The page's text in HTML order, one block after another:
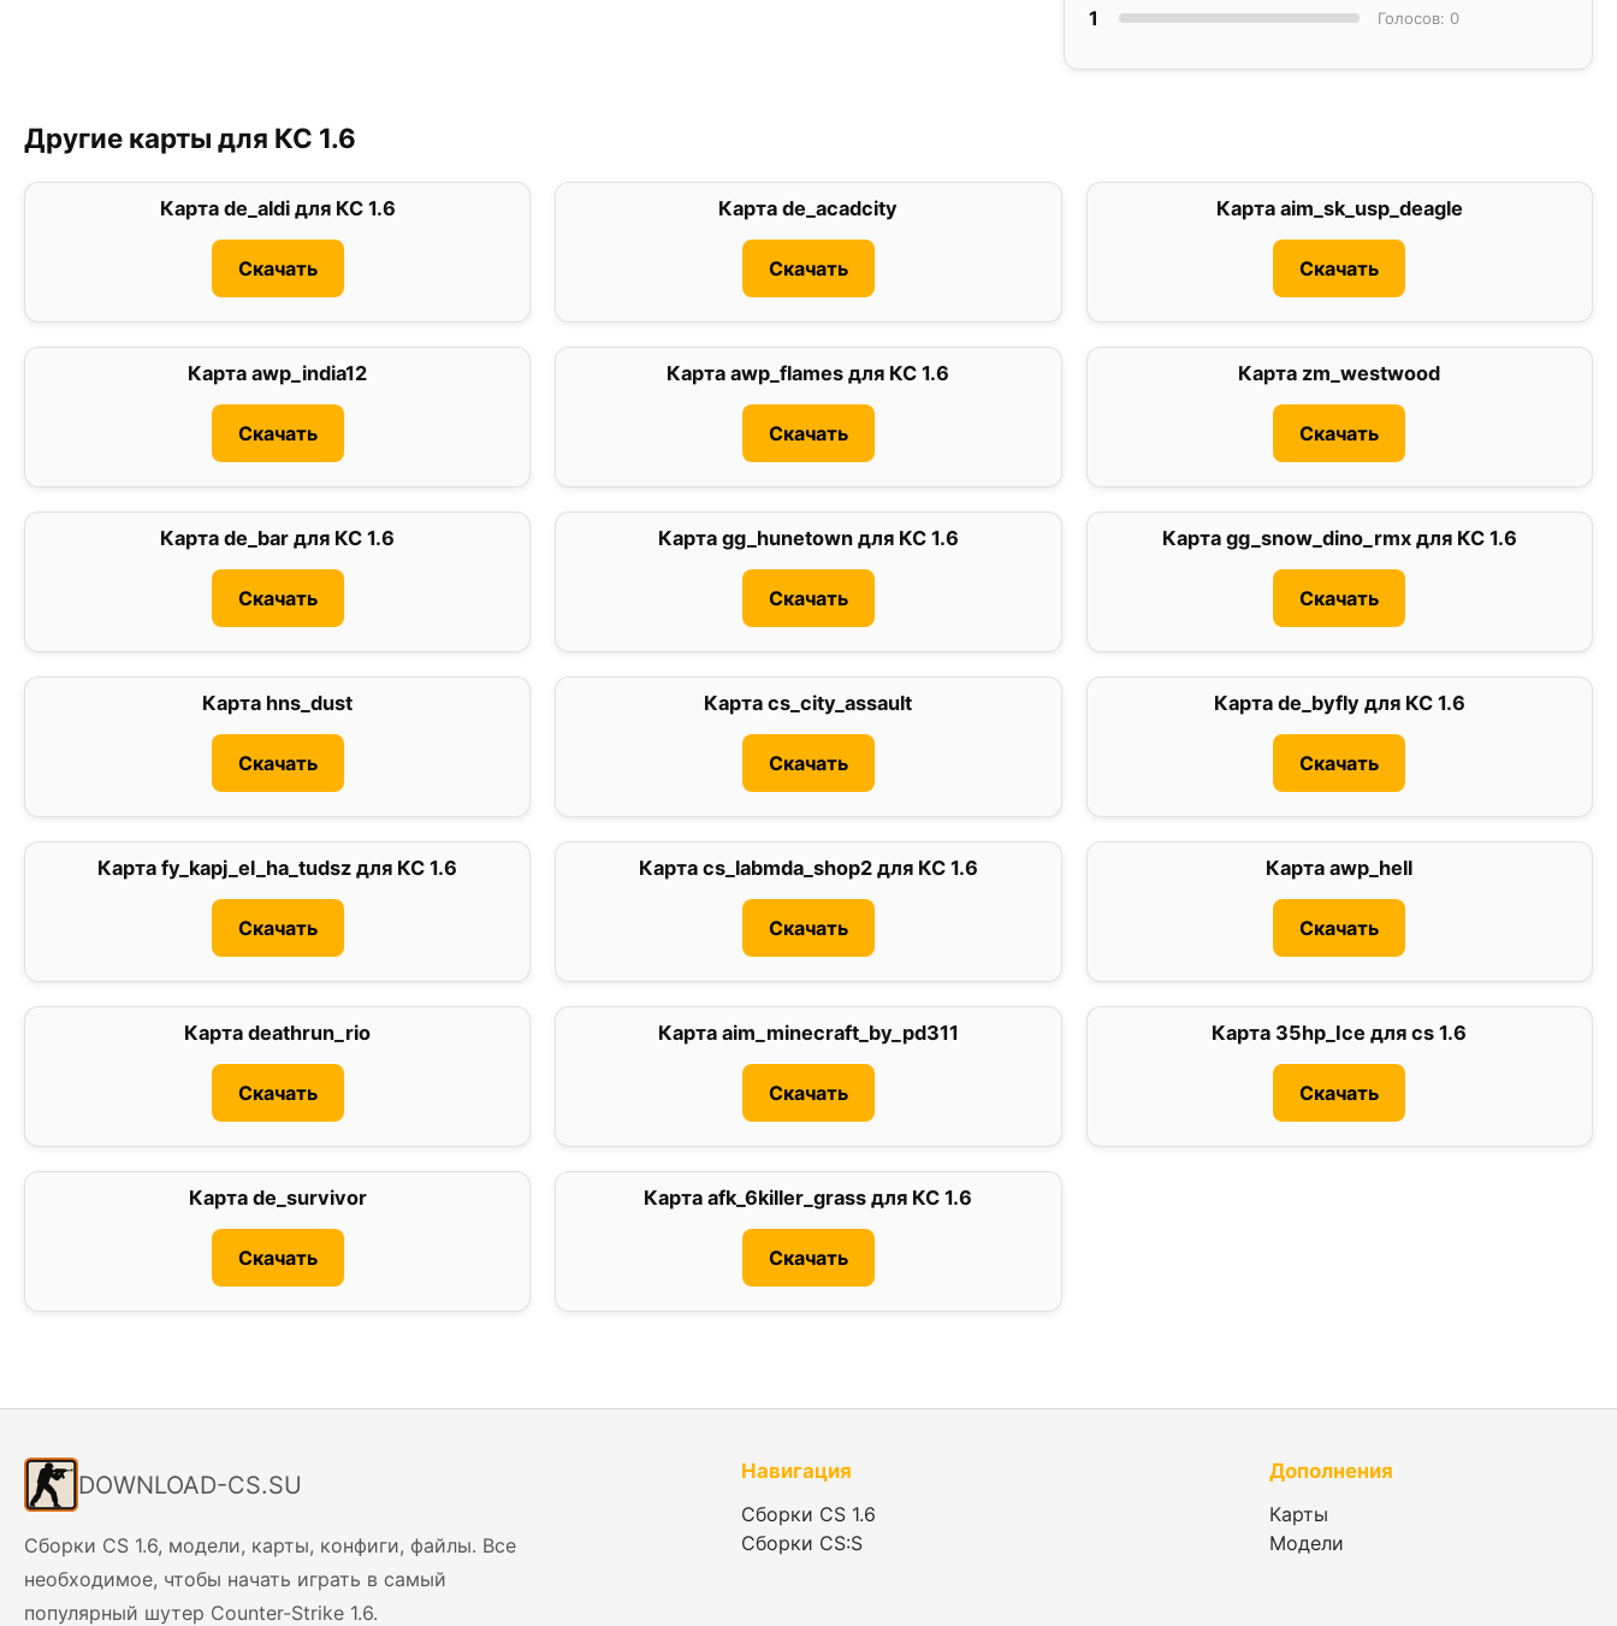
1 Голосов: 0
Другие карты для КС 1.6
Карта de_aldi для КС 1.6
Скачать
Карта de_acadcity
Скачать
Карта aim_sk_usp_deagle
Скачать
Карта awp_india12
Скачать
Карта awp_flames для КС 1.6
Скачать
Карта zm_westwood
Скачать
Карта de_bar для КС 1.6
Скачать
Карта gg_hunetown для КС 1.6
Скачать
Карта gg_snow_dino_rmx для КС 1.6
Скачать
Карта hns_dust
Скачать
Карта cs_city_assault
Скачать
Карта de_byfly для КС 1.6
Скачать
Карта fy_kapj_el_ha_tudsz для КС 1.6
Скачать
Карта cs_labmda_shop2 для КС 1.6
Скачать
Карта awp_hell
Скачать
Карта deathrun_rio
Скачать
Карта aim_minecraft_by_pd311
Скачать
Карта 35hp_Ice для cs 1.6
Скачать
Карта de_survivor
Скачать
Карта afk_6killer_grass для КС 1.6
Скачать
DOWNLOAD-CS.SU
Сборки CS 1.6, модели, карты, конфиги, файлы. Все
необходимое, чтобы начать играть в самый
популярный шутер Counter-Strike 1.6.
Навигация
Сборки CS 1.6
Сборки CS:S
Дополнения
Карты
Модели